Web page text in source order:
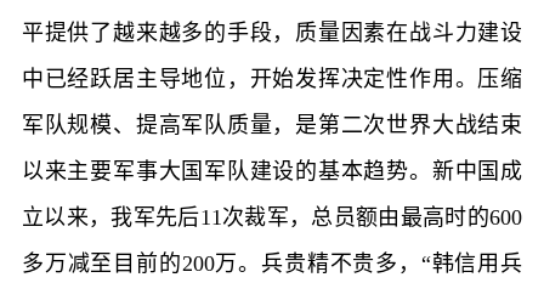
平提供了越来越多的手段，质量因素在战斗力建设
中已经跃居主导地位，开始发挥决定性作用。压缩
军队规模、提高军队质量，是第二次世界大战结束
以来主要军事大国军队建设的基本趋势。新中国成
立以来，我军先后11次裁军，总员额由最高时的600
多万减至目前的200万。兵贵精不贵多，“韩信用兵